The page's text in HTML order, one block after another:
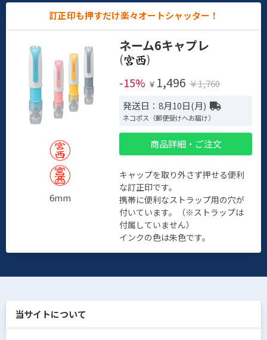
訂正印も押すだけ楽々オートシャッター！
6mm
ネーム6キャプレ
(
)
-15% ￥ 1,496 ￥1,760
発送日：8月10日(月)
ネコポス（郵便受けへお届け）
商品詳細・ご注文
キャップを取り外さず押せる便利
な訂正印です。
携帯に便利なストラップ用の穴が
付いています。（※ストラップは
付属していません）
インクの色は朱色です。
当サイトについて